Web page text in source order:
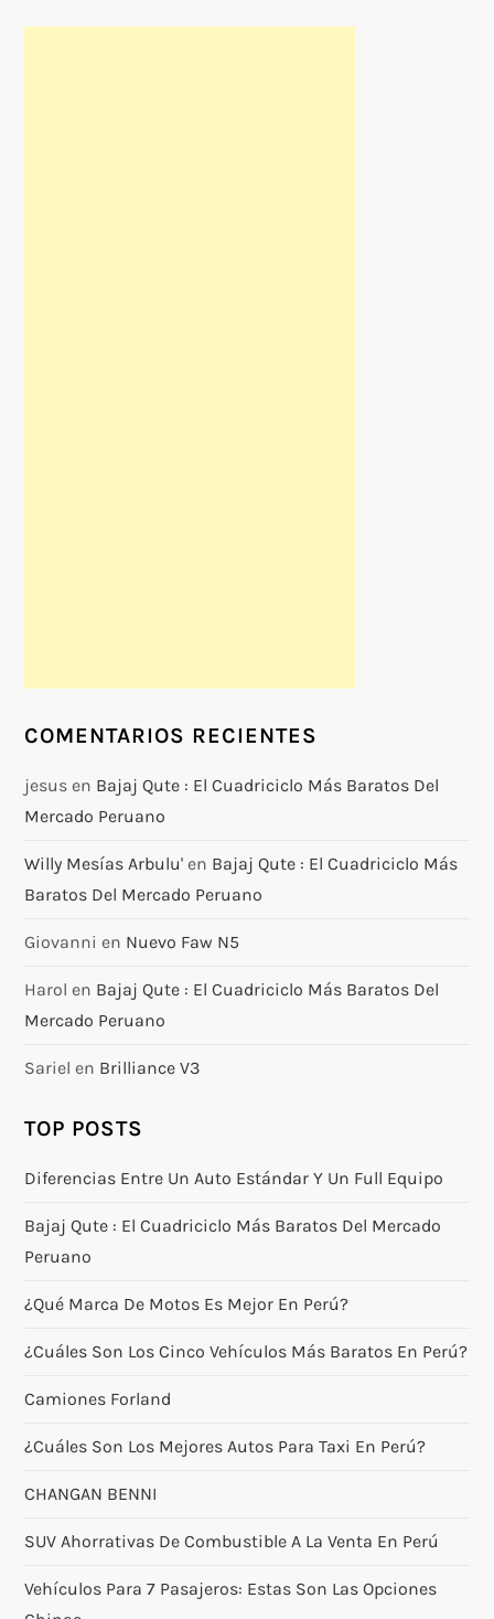
COMENTARIOS RECIENTES
jesus en Bajaj Qute : El Cuadriciclo Más Baratos Del
Mercado Peruano
Willy Mesías Arbulu' en Bajaj Qute : El Cuadriciclo Más
Baratos Del Mercado Peruano
Giovanni en Nuevo Faw N5
Harol en Bajaj Qute : El Cuadriciclo Más Baratos Del
Mercado Peruano
Sariel en Brilliance V3
TOP POSTS
Diferencias Entre Un Auto Estándar Y Un Full Equipo
Bajaj Qute : El Cuadriciclo Más Baratos Del Mercado
Peruano
¿Qué Marca De Motos Es Mejor En Perú?
¿Cuáles Son Los Cinco Vehículos Más Baratos En Perú?
Camiones Forland
¿Cuáles Son Los Mejores Autos Para Taxi En Perú?
CHANGAN BENNI
SUV Ahorrativas De Combustible A La Venta En Perú
Vehículos Para 7 Pasajeros: Estas Son Las Opciones